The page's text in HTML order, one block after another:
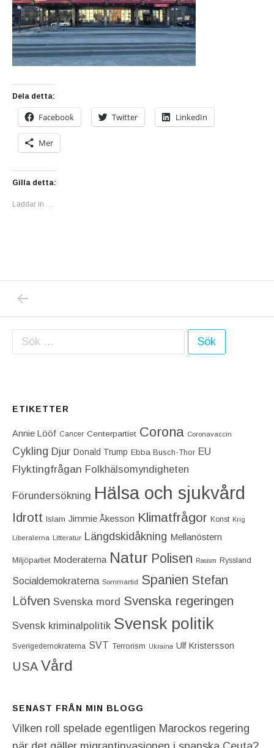
Dela detta:
Facebook Twitter LinkedIn
Mer
Gilla detta:
Laddar in …
Inläggsnavigering
Sök efter:
ETIKETTER
Annie Lööf Cancer Centerpartiet‎ Corona Coronavaccin
Cykling Djur Donald Trump Ebba Busch-Thor EU
Flyktingfrågan Folkhälsomyndigheten
Förundersökning Hälsa och sjukvård
Idrott Islam Jimmie Åkesson Klimatfrågor Konst Krig
Liberalerna Litteratur Längdskidåkning Mellanöstern
Miljöpartiet Moderaterna Natur Polisen Rasism Ryssland
Socialdemokraterna Sommartid Spanien Stefan
Löfven Svenska mord Svenska regeringen
Svensk kriminalpolitik Svensk politik
Sverigedemokraterna SVT Terrorism Ukraina Ulf Kristersson
USA Vård
SENAST FRÅN MIN BLOGG
Vilken roll spelade egentligen Marockos regering